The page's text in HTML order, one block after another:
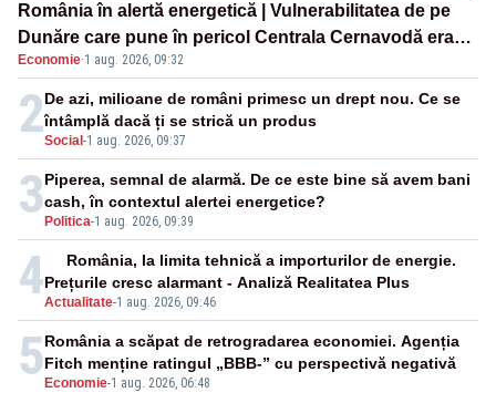
România în alertă energetică | Vulnerabilitatea de pe
Dunăre care pune în pericol Centrala Cernavodă era
cunoscută de pe vremea lui Ceaușescu
Economie·1 aug. 2026, 09:32
2Social -1 aug. 2026, 09:37
De azi, milioane de români primesc un drept nou. Ce se
întâmplă dacă ți se strică un produs
3 Politica-1 aug. 2026, 09:39
Piperea, semnal de alarmă. De ce este bine să avem bani
cash, în contextul alertei energetice?
4Actualitate-1 aug. 2026, 09:46
România, la limita tehnică a importurilor de energie.
Prețurile cresc alarmant - Analiză Realitatea Plus
5 Economie-1 aug. 2026, 06:48
România a scăpat de retrogradarea economiei. Agenția
Fitch menține ratingul „BBB-” cu perspectivă negativă